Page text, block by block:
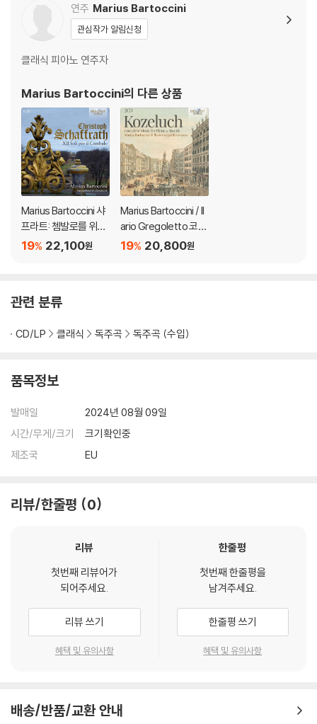
연주 Marius Bartoccini
관심작가 알림신청
클래식 피아노 연주자
Marius Bartoccini의 다른 상품
Marius Bartoccini 샤
프라트: 쳄발로를 위한
12개의 독주곡 (Schaf
22,100원
19%
Marius Bartoccini / Il
ario Gregoletto 코젤
루흐: 네 손을 위한 피아
20,800원
19%
관련 분류
CD/LP 클래식 독주곡 독주곡 (수입)
품목정보
발매일
2024년 08월 09일
시간/무게/크기
크기확인중
제조국
EU
리뷰/한줄평 0
리뷰
첫번째 리뷰어가
되어주세요.
리뷰 쓰기
혜택 및 유의사항
한줄평
첫번째 한줄평을
남겨주세요.
한줄평 쓰기
혜택 및 유의사항
배송/반품/교환 안내